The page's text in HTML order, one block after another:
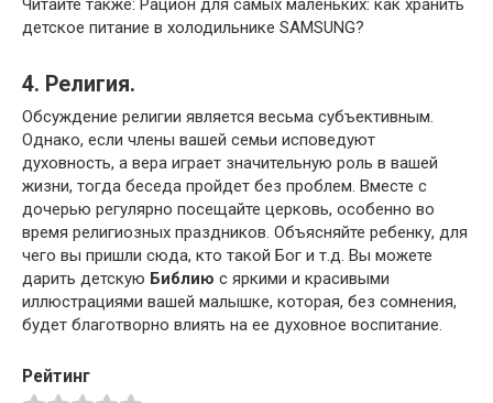
Читайте также: Рацион для самых маленьких: как хранить
детское питание в холодильнике SAMSUNG?
4. Религия.
Обсуждение религии является весьма субъективным.
Однако, если члены вашей семьи исповедуют
духовность, а вера играет значительную роль в вашей
жизни, тогда беседа пройдет без проблем. Вместе с
дочерью регулярно посещайте церковь, особенно во
время религиозных праздников. Объясняйте ребенку, для
чего вы пришли сюда, кто такой Бог и т.д. Вы можете
дарить детскую Библию с яркими и красивыми
иллюстрациями вашей малышке, которая, без сомнения,
будет благотворно влиять на ее духовное воспитание.
Рейтинг